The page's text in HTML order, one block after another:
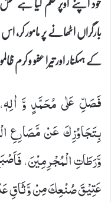
بارگراں اٹھانے پر مامور
کے ہمکنار اور تیرا عفو و
فَصَلِّ عَلٰى مُحَمَّدٍ وَّ
بِتَجَاوُزِكَ عَنْ مَّصَارِعِ
وَّرَطَاتِ الْمُجْرِمِیْنَ،
عَتِیْقَ صُنْعِكَ مِنْ وَّثَاقِ